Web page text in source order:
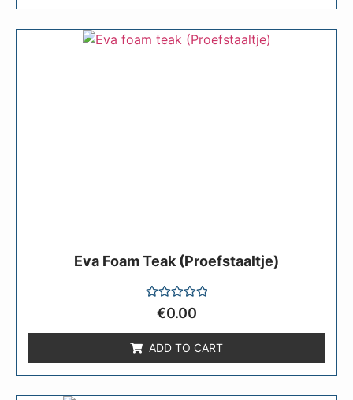
Eva Foam Teak (Proefstaaltje)
Rated
of
5
€0.00
ADD TO CART